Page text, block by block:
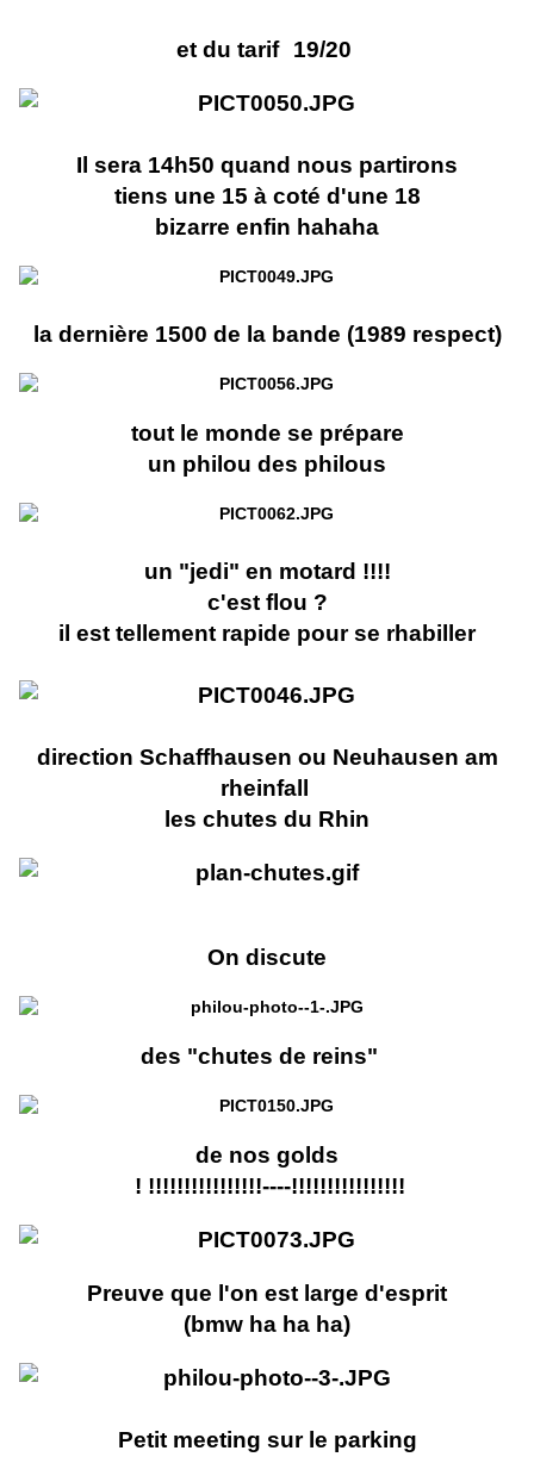
et du tarif 19/20
Il sera 14h50 quand nous partirons
tiens une 15 à coté d'une 18
bizarre enfin hahaha
la dernière 1500 de la bande (1989 respect)
tout le monde se prépare
un philou des philous
un "jedi" en motard !!!!
c'est flou ?
il est tellement rapide pour se rhabiller
direction Schaffhausen ou Neuhausen am
rheinfall
les chutes du Rhin
On discute
des "chutes de reins"
de nos golds
! !!!!!!!!!!!!!!!!----!!!!!!!!!!!!!!!!
Preuve que l'on est large d'esprit
(bmw ha ha ha)
Petit meeting sur le parking